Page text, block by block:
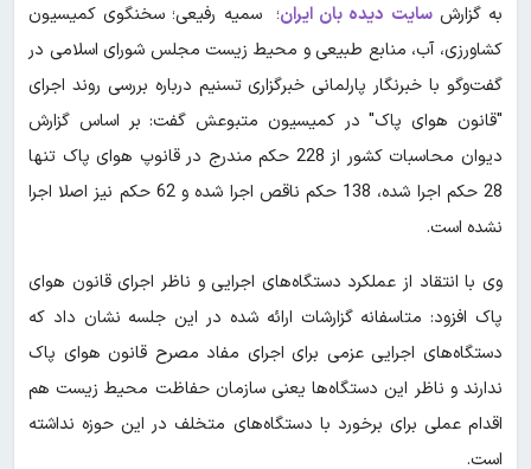
به گزارشسایت دیده بان ایران؛ سمیه رفیعی؛ سخنگوی کمیسیون
کشاورزی، آب، منابع طبیعی و محیط زیست مجلس شورای اسلامی در
گفت‌وگو با خبرنگار پارلمانی خبرگزاری تسنیم درباره بررسی روند اجرای
"قانون هوای پاک" در‌ کمیسیون متبوعش گفت: بر اساس گزارش
دیوان محاسبات کشور‌ از 228 حکم مندرج در قانوپ هوای پاک تنها
28 حکم اجرا شده، 138 حکم ناقص اجرا شده و 62 حکم نیز اصلا اجرا
نشده است.
وی با انتقاد از عملکرد دستگاه‌های اجرایی و ناظر اجرای قانون هوای
پاک افزود: متاسفانه گزارشات ارائه شده در این جلسه نشان داد که
دستگاه‌های اجرایی عزمی برای اجرای مفاد مصرح قانون هوای پاک
ندارند و ناظر این دستگاه‌ها یعنی سازمان حفاظت محیط زیست هم
اقدام عملی برای برخورد با دستگاه‌های متخلف در این حوزه نداشته
است.